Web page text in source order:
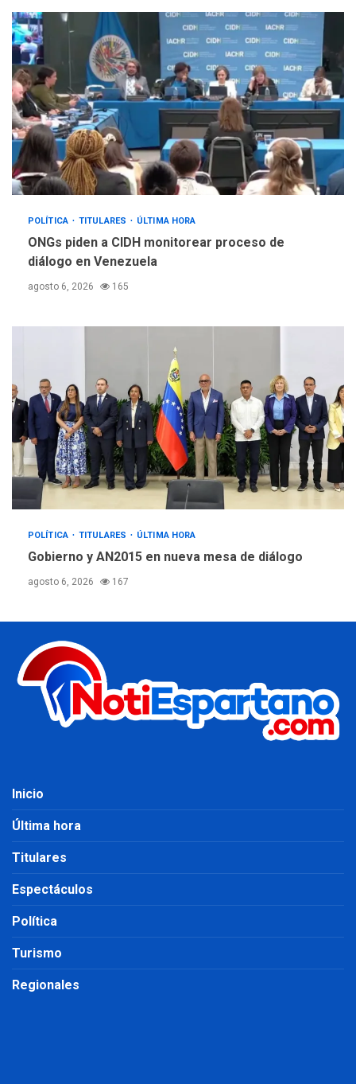
POLÍTICA TITULARES ÚLTIMA HORA
ONGs piden a CIDH monitorear proceso de
diálogo en Venezuela
agosto 6, 2026 165
POLÍTICA TITULARES ÚLTIMA HORA
Gobierno y AN2015 en nueva mesa de diálogo
agosto 6, 2026 167
Inicio
Última hora
Titulares
Espectáculos
Política
Turismo
Regionales